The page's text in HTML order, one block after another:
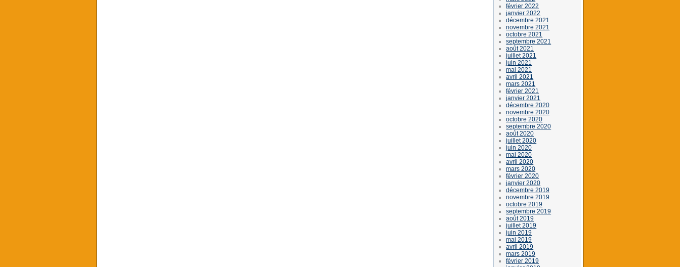
février 2022
janvier 2022
décembre 2021
novembre 2021
octobre 2021
septembre 2021
août 2021
juillet 2021
juin 2021
mai 2021
avril 2021
mars 2021
février 2021
janvier 2021
décembre 2020
novembre 2020
octobre 2020
septembre 2020
août 2020
juillet 2020
juin 2020
mai 2020
avril 2020
mars 2020
février 2020
janvier 2020
décembre 2019
novembre 2019
octobre 2019
septembre 2019
août 2019
juillet 2019
juin 2019
mai 2019
avril 2019
mars 2019
février 2019